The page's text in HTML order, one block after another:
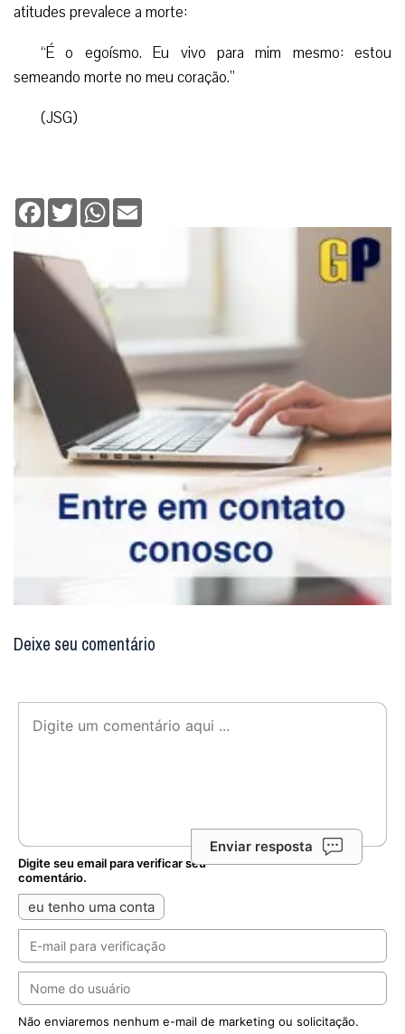
atitudes prevalece a morte:
“É o egoísmo. Eu vivo para mim mesmo: estou
semeando morte no meu coração.”
(JSG)
Facebook
TwitterWhatsApp
Deixe seu comentário
Enviar resposta
Digite seu email para verificar seu
comentário.
eu tenho uma conta
Não enviaremos nenhum e-mail de marketing ou solicitação.